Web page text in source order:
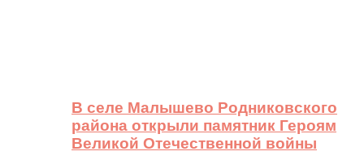
В селе Малышево Родниковского
района открыли памятник Героям
Великой Отечественной войны